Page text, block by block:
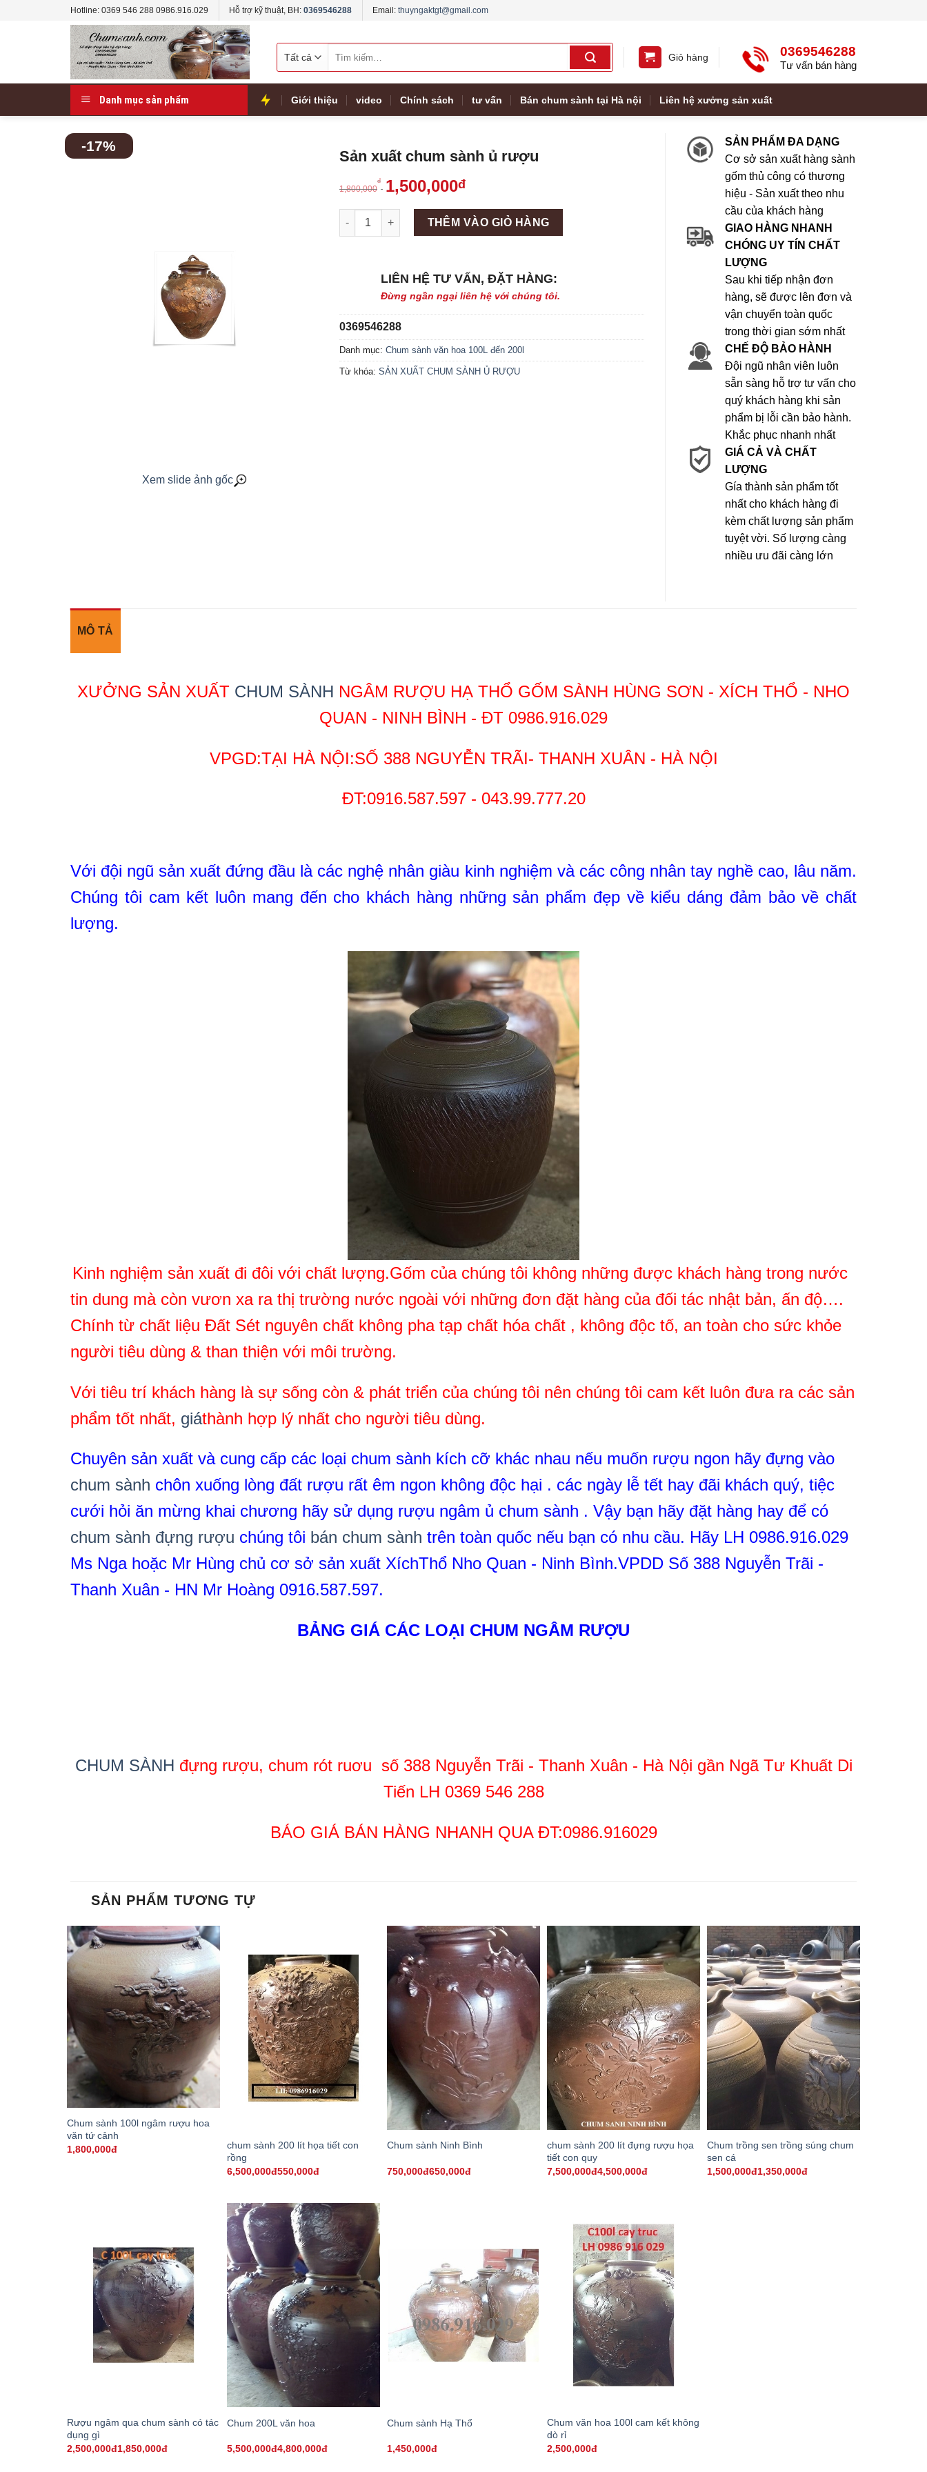
Hotline: 0369 546 288 0986.916.029 Hỗ trợ kỹ thuật, BH: 0369546288 Email: thuyngaktgt@gmail.com
kiếm:
Giỏ hàng 0369546288
Tư vấn bán hàng
Danh mục sản phẩm Giới thiệu video Chính sách tư vấn Bán chum sành tại Hà nội Liên hệ xưởng sản xuất
-17%
Xem slide ảnh gốc
Sản xuất chum sành ủ rượu
1,800,000
đ 1,500,000đ
Máy làm đá viên Scotsman NW458AS số lượng
THÊM VÀO GIỎ HÀNG
LIÊN HỆ TƯ VẤN, ĐẶT HÀNG:
Đừng ngần ngại liên hệ với chúng tôi.
0369546288
Danh mục: Chum sành văn hoa 100L đến 200l
Từ khóa: SẢN XUẤT CHUM SÀNH Ủ RƯỢU
SẢN PHẨM ĐA DẠNG
Cơ sở sản xuất hàng sành
gốm thủ công có thương
hiệu - Sản xuất theo nhu
cầu của khách hàng
GIAO HÀNG NHANH
CHÓNG UY TÍN CHẤT
LƯỢNG
Sau khi tiếp nhận đơn
hàng, sẽ được lên đơn và
vận chuyển toàn quốc
trong thời gian sớm nhất
CHẾ ĐỘ BẢO HÀNH
Đội ngũ nhân viên luôn
sẵn sàng hỗ trợ tư vấn cho
quý khách hàng khi sản
phẩm bị lỗi cần bảo hành.
Khắc phục nhanh nhất
GIÁ CẢ VÀ CHẤT
LƯỢNG
Gía thành sản phẩm tốt
nhất cho khách hàng đi
kèm chất lượng sản phẩm
tuyệt vời. Số lượng càng
nhiều ưu đãi càng lớn
MÔ TẢ
XƯỞNG SẢN XUẤT CHUM SÀNH NGÂM RƯỢU HẠ THỔ GỐM SÀNH HÙNG SƠN - XÍCH THỔ - NHO
QUAN - NINH BÌNH - ĐT 0986.916.029
VPGD:TẠI HÀ NỘI:SỐ 388 NGUYỄN TRÃI- THANH XUÂN - HÀ NỘI
ĐT:0916.587.597 - 043.99.777.20
Với đội ngũ sản xuất đứng đầu là các nghệ nhân giàu kinh nghiệm và các công nhân tay nghề cao, lâu năm.
Chúng tôi cam kết luôn mang đến cho khách hàng những sản phẩm đẹp về kiểu dáng đảm bảo về chất
lượng.
Kinh nghiệm sản xuất đi đôi với chất lượng.Gốm của chúng tôi không những được khách hàng trong nước
tin dung mà còn vươn xa ra thị trường nước ngoài với những đơn đặt hàng của đối tác nhật bản, ấn độ….
Chính từ chất liệu Đất Sét nguyên chất không pha tạp chất hóa chất , không độc tố, an toàn cho sức khỏe
người tiêu dùng & than thiện với môi trường.
Với tiêu trí khách hàng là sự sống còn & phát triển của chúng tôi nên chúng tôi cam kết luôn đưa ra các sản
phẩm tốt nhất, giáthành hợp lý nhất cho người tiêu dùng.
Chuyên sản xuất và cung cấp các loại chum sành kích cỡ khác nhau nếu muốn rượu ngon hãy đựng vào
chum sành chôn xuống lòng đất rượu rất êm ngon không độc hại . các ngày lễ tết hay đãi khách quý, tiệc
cưới hỏi ăn mừng khai chương hãy sử dụng rượu ngâm ủ chum sành . Vậy bạn hãy đặt hàng hay để có
chum sành đựng rượu chúng tôi bán chum sành trên toàn quốc nếu bạn có nhu cầu. Hãy LH 0986.916.029
Ms Nga hoặc Mr Hùng chủ cơ sở sản xuất XíchThổ Nho Quan - Ninh Bình.VPDD Số 388 Nguyễn Trãi -
Thanh Xuân - HN Mr Hoàng 0916.587.597.
BẢNG GIÁ CÁC LOẠI CHUM NGÂM RƯỢU
CHUM SÀNH đựng rượu, chum rót ruơu số 388 Nguyễn Trãi - Thanh Xuân - Hà Nội gần Ngã Tư Khuất Di
Tiến LH 0369 546 288
BÁO GIÁ BÁN HÀNG NHANH QUA ĐT:0986.916029
SẢN PHẨM TƯƠNG TỰ
Chum sành 100l ngâm rượu hoa
văn tứ cảnh
1,800,000đ
chum sành 200 lít họa tiết con
rồng
6,500,000đ550,000đ
Chum sành Ninh Bình
750,000đ650,000đ
chum sành 200 lít đựng rượu họa
tiết con quy
7,500,000đ4,500,000đ
Chum trồng sen trồng súng chum
sen cá
1,500,000đ1,350,000đ
Rượu ngâm qua chum sành có tác
dụng gì
2,500,000đ1,850,000đ
Chum 200L văn hoa
5,500,000đ4,800,000đ
Chum sành Hạ Thổ
1,450,000đ
Chum văn hoa 100l cam kết không
dò rỉ
2,500,000đ